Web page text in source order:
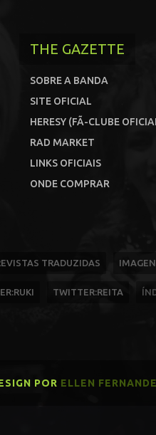
THE GAZETTE
SOBRE A BANDA
SITE OFICIAL
HERESY (FÃ-CLUBE
RAD MARKET
LINKS OFICIAIS
ONDE COMPRAR
TRADUZIDAS
TWITTER:REITA
POR ELLEN